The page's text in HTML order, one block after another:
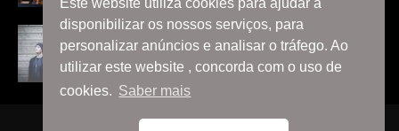
Este website utiliza cookies para ajudar a
disponibilizar os nossos serviços, para
personalizar anúncios e analisar o tráfego. Ao
utilizar este website , concorda com o uso de
cookies. Saber mais
Interview with Silent Skies
8:06 P.m.